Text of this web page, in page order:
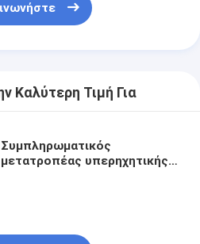
Καλύτερη Τιμή Για
Συμπληρωματικός
μετατροπέας υπερηχητικής